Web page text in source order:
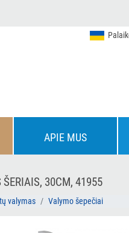
APIE MUS
ŠERIAIS, 30CM, 41955
valymas Valymo šepečiai